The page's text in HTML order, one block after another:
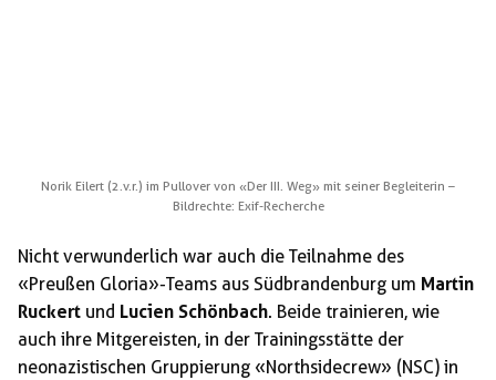
Norik Eilert (2.v.r.) im Pullover von «Der III. Weg» mit seiner Begleiterin –
Bildrechte: Exif-Recherche
Nicht verwunderlich war auch die Teilnahme des
«Preußen Gloria»-Teams aus Südbrandenburg um Martin
Ruckert und Lucien Schönbach. Beide trainieren, wie
auch ihre Mitgereisten, in der Trainingsstätte der
neonazistischen Gruppierung «Northsidecrew» (NSC) in